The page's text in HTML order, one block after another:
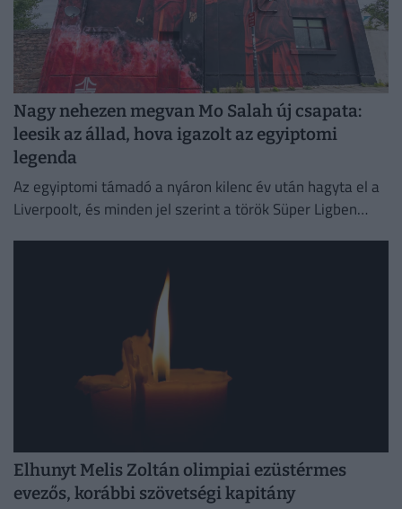
Nagy nehezen megvan Mo Salah új csapata:
leesik az állad, hova igazolt az egyiptomi
legenda
Az egyiptomi támadó a nyáron kilenc év után hagyta el a
Liverpoolt, és minden jel szerint a török Süper Ligben
Elhunyt Melis Zoltán olimpiai ezüstérmes
evezős, korábbi szövetségi kapitány